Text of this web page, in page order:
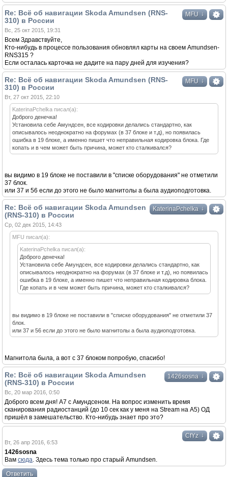
MFU ↓
Re: Всё об навигации Skoda Amundsen (RNS-
310) в России
Вс, 25 окт 2015, 19:31
Всем Здравствуйте,
Кто-нибудь в процессе пользования обновлял карты на своем Amundsen-
RNS315 ?
Если осталась карточка не дадите на пару дней для изучения?
MFU ↓
Re: Всё об навигации Skoda Amundsen (RNS-
310) в России
Вт, 27 окт 2015, 22:10
KaterinaPchelka писал(а):
Доброго денечка!
Установила себе Амундсен, все кодировки делались стандартно, как
описывалось неоднократно на форумах (в 37 блоке и т.д), но появилась
ошибка в 19 блоке, а именно пишет что неправильная кодировка блока. Где
копать и в чем может быть причина, может кто сталкивался?
вы видимо в 19 блоке не поставили в "списке оборудования" не отметили
37 блок.
или 37 и 56 если до этого не было магнитолы а была аудиоподготовка.
KaterinaPchelka ↓
Re: Всё об навигации Skoda Amundsen
(RNS-310) в России
Ср, 02 дек 2015, 14:43
MFU писал(а):
KaterinaPchelka писал(а):
Доброго денечка!
Установила себе Амундсен, все кодировки делались стандартно, как
описывалось неоднократно на форумах (в 37 блоке и т.д), но появилась
ошибка в 19 блоке, а именно пишет что неправильная кодировка блока.
Где копать и в чем может быть причина, может кто сталкивался?
вы видимо в 19 блоке не поставили в "списке оборудования" не отметили 37
блок.
или 37 и 56 если до этого не было магнитолы а была аудиоподготовка.
Магнитола была, а вот с 37 блоком попробую, спасибо!
1426sosna ↓
Re: Всё об навигации Skoda Amundsen
(RNS-310) в России
Вс, 20 мар 2016, 0:50
Доброго всем дня! А7 с Амундсеном. На вопрос изменить время
сканирования радиостанций (до 10 сек как у меня на Stream на А5) ОД
пришёл в замешательство. Кто-нибудь знает про это?
CfYz ↓
Вт, 26 апр 2016, 6:53
1426sosna
Вам сюда. Здесь тема только про старый Amundsen.
Ответить